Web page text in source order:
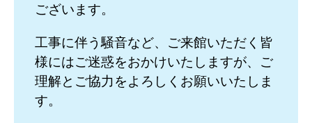
ございます。
工事に伴う騒音など、ご来館いただく皆
様にはご迷惑をおかけいたしますが、ご
理解とご協力をよろしくお願いいたしま
す。